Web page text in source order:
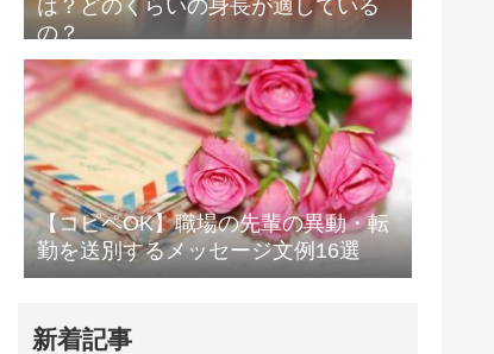
は？どのくらいの身長が適している
の？
【コピペOK】職場の先輩の異動・転
勤を送別するメッセージ文例16選
新着記事